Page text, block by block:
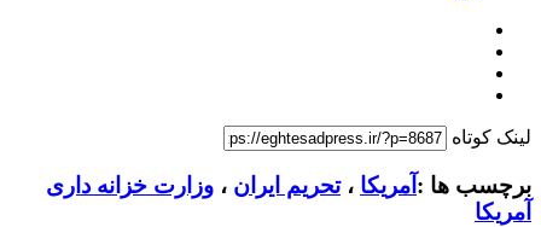
لینک کوتاه
برچسب ها : آمریکا ،تحریم ایران ، وزارت خزانه داری
آمریکا